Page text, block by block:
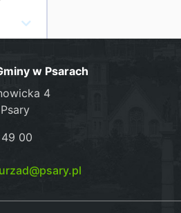
w Psarach
4
00
urzad@psary.pl